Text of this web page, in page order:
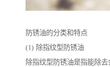
防锈油的分类和特点
(1) 除指纹型防锈油
除指纹型防锈油是指能除